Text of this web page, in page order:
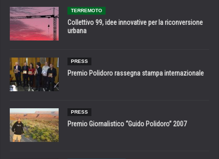
TERREMOTO
Collettivo 99, idee innovative per la riconversione
urbana
PRESS
Premio Polidoro rassegna stampa internazionale
PRESS
Premio Giornalistico “Guido Polidoro” 2007